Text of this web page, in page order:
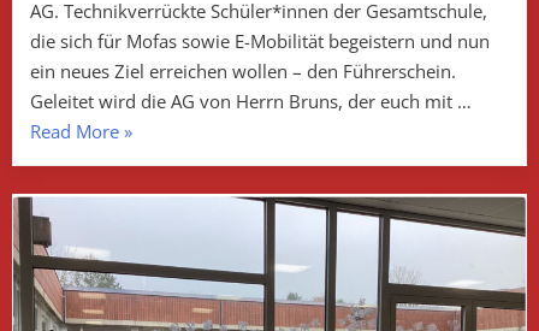
AG. Technikverrückte Schüler*innen der Gesamtschule,
die sich für Mofas sowie E-Mobilität begeistern und nun
ein neues Ziel erreichen wollen – den Führerschein.
Geleitet wird die AG von Herrn Bruns, der euch mit …
Read More„Die
Mofa-
AG“
»